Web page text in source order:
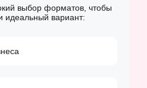
выбор форматов, чтобы
идеальный вариант: